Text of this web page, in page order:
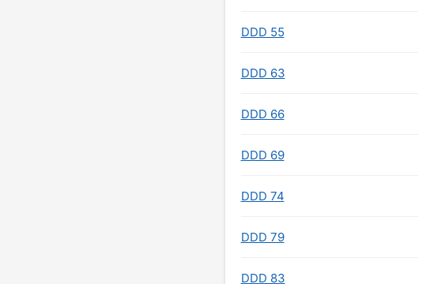
DDD 55
DDD 63
DDD 66
DDD 69
DDD 74
DDD 79
DDD 83